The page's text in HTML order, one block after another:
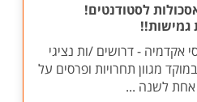
לסטודנטים!
אקדמיה - דרושים /ות נציגי
מגוון תחרויות ופרסים על
אחת לשנה ...